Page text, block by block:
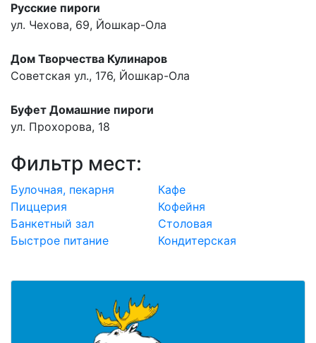
Русские пироги
ул. Чехова, 69, Йошкар-Ола
Дом Творчества Кулинаров
Советская ул., 176, Йошкар-Ола
Буфет Домашние пироги
ул. Прохорова, 18
Фильтр мест:
Булочная, пекарня
Кафе
Пиццерия
Кофейня
Банкетный зал
Столовая
Быстрое питание
Кондитерская